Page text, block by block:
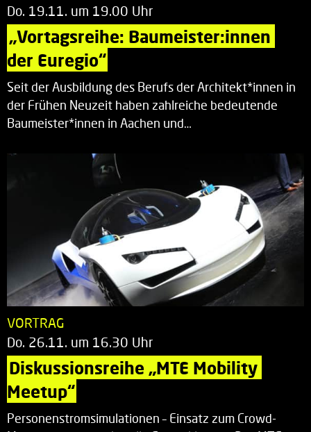
Do. 19.11. um 19.00 Uhr
„Vortagsreihe: Baumeister:innen
der Euregio“
Seit der Ausbildung des Berufs der Architekt*innen in
der Frühen Neuzeit haben zahlreiche bedeutende
Baumeister*innen in Aachen und…
VORTRAG
Do. 26.11. um 16.30 Uhr
Diskussionsreihe „MTE Mobility
Meetup“
Personenstromsimulationen – Einsatz zum Crowd-